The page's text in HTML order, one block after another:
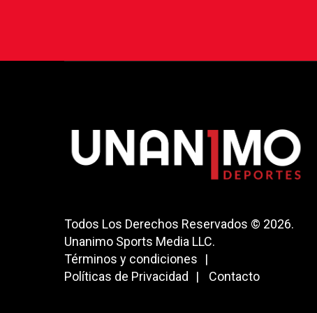
Todos Los Derechos Reservados © 2026.
Unanimo Sports Media LLC.
Términos y condiciones
Políticas de Privacidad
Contacto